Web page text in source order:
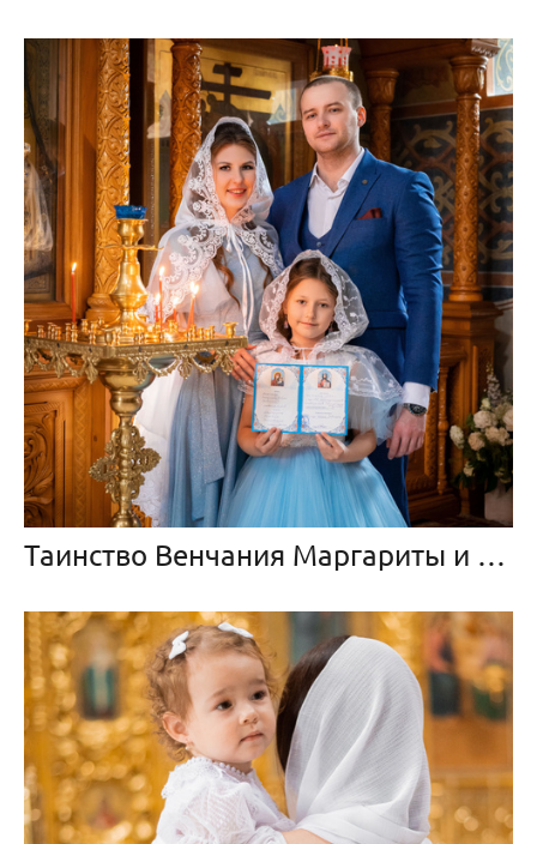
Таинство Венчания Маргариты и Александра